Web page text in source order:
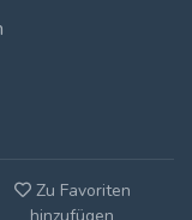
Zu Favoriten